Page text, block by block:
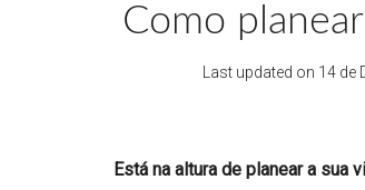
Como
Last updated on 14 de
Está na altura de planear a sua